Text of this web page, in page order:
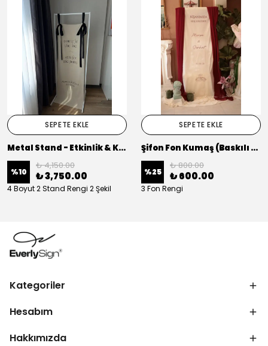
SEPETE EKLE
Metal Stand - Etkinlik & Karşılama Panosu Askısı (Baskılı Kumaş Dahil Değildir)
%10
₺ 4,150.00
₺ 3,750.00
4 Boyut 2 Stand Rengi 2 Şekil
SEPETE EKLE
Şifon Fon Kumaş (Baskılı Kumaş Dahil Değildir)
%25
₺ 800.00
₺ 600.00
3 Fon Rengi
Kategoriler
Hesabım
Hakkımızda